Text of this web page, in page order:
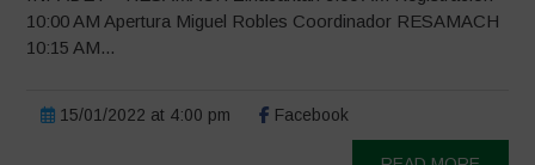
10:00 AM Apertura Miguel Robles Coordinador RESAMACH
10:15 AM...
15/01/2022 at 4:00 pm Facebook